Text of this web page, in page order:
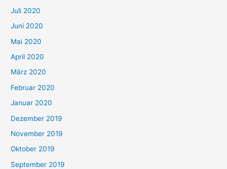
Juli 2020
Juni 2020
Mai 2020
April 2020
März 2020
Februar 2020
Januar 2020
Dezember 2019
November 2019
Oktober 2019
September 2019